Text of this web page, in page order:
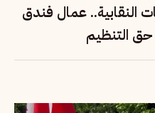
النقابية.. عمال فندق
التنظيم